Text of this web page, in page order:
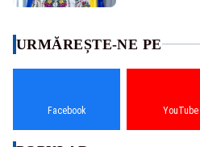
URMĂREȘTE-NE PE
Facebook YouTube